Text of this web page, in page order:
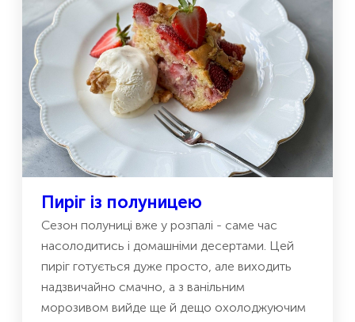
Пиріг із полуницею
Сезон полуниці вже у розпалі - саме час
насолодитись і домашніми десертами. Цей
пиріг готується дуже просто, але виходить
надзвичайно смачно, а з ванільним
морозивом вийде ще й дещо охолоджуючим